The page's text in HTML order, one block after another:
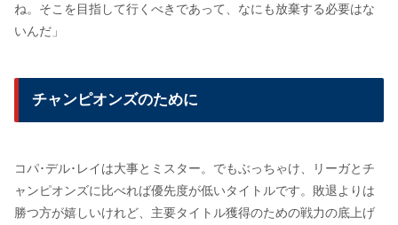
ね。そこを目指して行くべきであって、なにも放棄する必要はな
いんだ」
チャンピオンズのために
コパ･デル･レイは大事とミスター。でもぶっちゃけ、リーガとチ
ャンピオンズに比べれば優先度が低いタイトルです。敗退よりは
勝つ方が嬉しいけれど、主要タイトル獲得のための戦力の底上げ